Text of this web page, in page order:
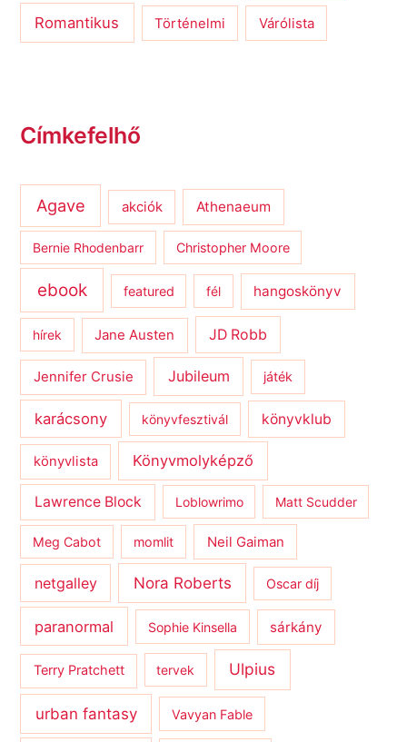
Romantikus Történelmi Várólista
Címkefelhő
Agave akciók Athenaeum
Bernie Rhodenbarr Christopher Moore
ebook featured fél hangoskönyv
hírek Jane Austen JD Robb
Jennifer Crusie Jubileum játék
karácsony könyvfesztivál könyvklub
könyvlista Könyvmolyképző
Lawrence Block Loblowrimo Matt Scudder
Meg Cabot momlit Neil Gaiman
netgalley Nora Roberts Oscar díj
paranormal Sophie Kinsella sárkány
Terry Pratchett tervek Ulpius
urban fantasy Vavyan Fable